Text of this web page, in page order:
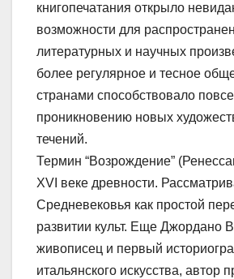
книгопечатания открыло
возможности для
литературных и научных
более регулярное и тесное
странами способствовало
проникновению новых
течений.
Термин “Возрождение”
XVI веке древности.
Средневековья как простой
развитии культ. Еще Джордано
живописец и первый
итальянского искусства, автор